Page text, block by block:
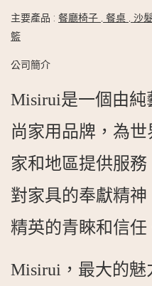
主要產品 : 餐廳椅子 餐桌 沙
籃
公司簡介
Misirui是一個由純
尚家用品牌，為世
家和地區提供服
對家具的奉獻精
精英的青睞和信任
Misirui，最大的魅